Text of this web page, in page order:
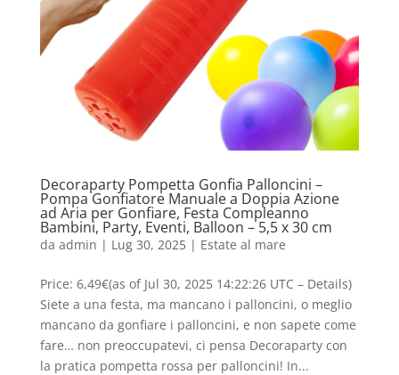
Decoraparty Pompetta Gonfia Palloncini –
Pompa Gonfiatore Manuale a Doppia Azione
ad Aria per Gonfiare, Festa Compleanno
Bambini, Party, Eventi, Balloon – 5,5 x 30 cm
da admin | Lug 30, 2025| Estate al mare
Price: 6,49€(as of Jul 30, 2025 14:22:26 UTC – Details)
Siete a una festa, ma mancano i palloncini, o meglio
mancano da gonfiare i palloncini, e non sapete come
fare… non preoccupatevi, ci pensa Decoraparty con
la pratica pompetta rossa per palloncini! In...